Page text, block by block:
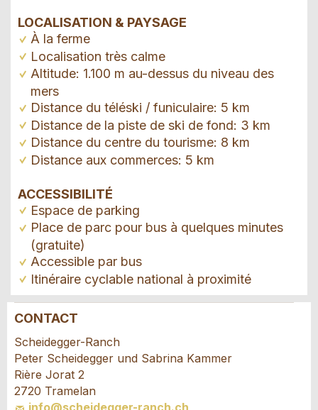
LOCALISATION & PAYSAGE
À la ferme
Localisation très calme
Altitude: 1.100 m au-dessus du niveau des
mers
Distance du téléski / funiculaire: 5 km
Distance de la piste de ski de fond: 3 km
Distance du centre du tourisme: 8 km
Distance aux commerces: 5 km
ACCESSIBILITÉ
Espace de parking
Place de parc pour bus à quelques minutes
(gratuite)
Accessible par bus
Itinéraire cyclable national à proximité
Annonces répréhensibles
Vos commentaires sont grandement appréciés!
Recommander l'annonce
Recommandez cette annonce à des amis.
CONTACT
Scheidegger-Ranch
Peter Scheidegger und Sabrina Kammer
Rière Jorat 2
2720 Tramelan